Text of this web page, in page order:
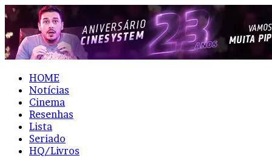
HOME
Notícias
Cinema
Resenhas
Lista
Seriado
HQ/Livros